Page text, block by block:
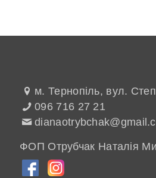
м. Тернопіль, вул.
096 716 27 21
ФОП Отрубчак Наталія